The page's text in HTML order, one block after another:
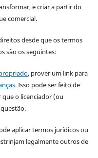
e criar a partir do
comercial.
desde que os termos
são os seguintes:
, prover um link para
. Isso pode ser feito de
o licenciador (ou
aplicar termos jurídicos ou
legalmente outros de